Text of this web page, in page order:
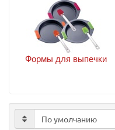
Формы для выпечки